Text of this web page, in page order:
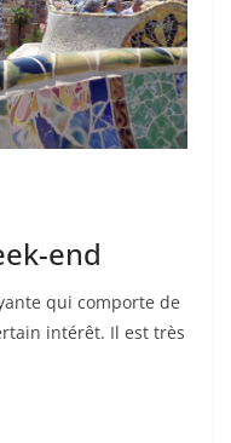
end
qui comporte de
intérêt. Il est très